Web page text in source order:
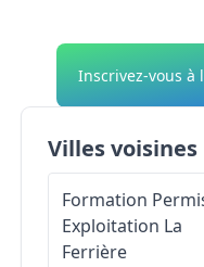
Inscrivez-vous
Villes voisines
Formation
Exploitation La
Ferrière